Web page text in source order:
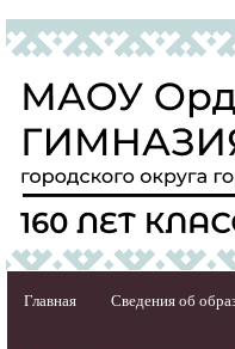
Главная Сведения об